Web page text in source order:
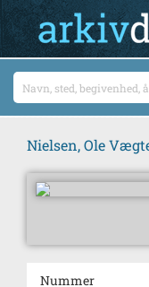
Nielsen, Ole
Nummer